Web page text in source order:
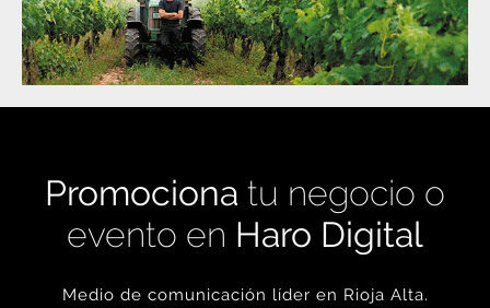
Promociona tu negocio o
evento en Haro Digital
Medio de comunicación líder en Rioja Alta.